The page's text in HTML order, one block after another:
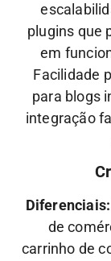
plugins que
em
Facilidade
para blogs
integração
Diferenciais:
de
carrinho de